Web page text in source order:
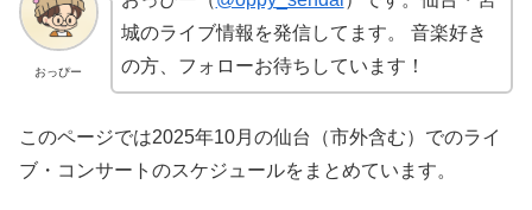
おっぴー
城のライブ情報を発信してます。 音楽好き
の方、フォローお待ちしています！
このページでは2025年10月の仙台（市外含む）でのライ
ブ・コンサートのスケジュールをまとめています。